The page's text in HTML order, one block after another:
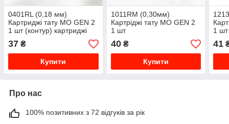
0401RL (0,18 мм)
Картриджі тату MO GEN 2
1 шт (контур) картриджі
37 ₴
Купити
1011RM (0,30мм)
Картріджі тату MO GEN 2
1 шт
40₴
Купити
1 шт
41
Про нас
100% позитивних з 72 відгуків за рік